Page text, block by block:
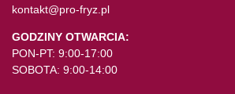
kontakt@pro-fryz.pl
GODZINY OTWARCIA:
PON-PT: 9:00-17:00
SOBOTA: 9:00-14:00